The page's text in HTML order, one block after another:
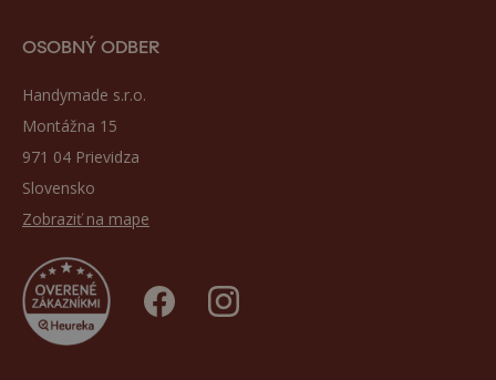
OSOBNÝ ODBER
Handymade s.r.o.
Montážna 15
971 04 Prievidza
Slovensko
Zobraziť na mape